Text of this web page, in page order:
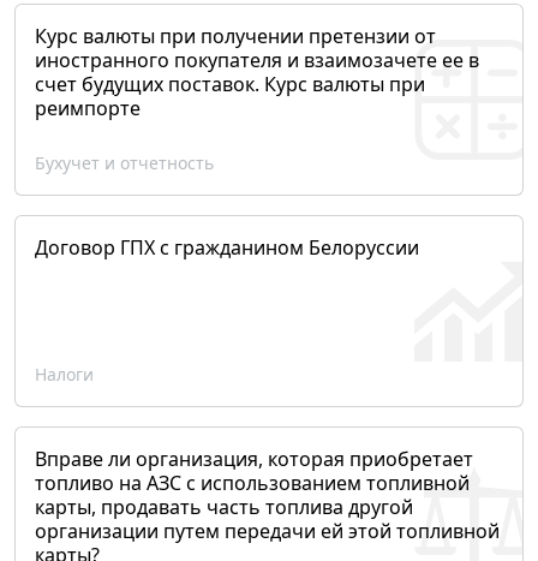
Курс валюты при получении претензии от
иностранного покупателя и взаимозачете ее в
счет будущих поставок. Курс валюты при
реимпорте
Бухучет и отчетность
Договор ГПХ с гражданином Белоруссии
Налоги
Вправе ли организация, которая приобретает
топливо на АЗС с использованием топливной
карты, продавать часть топлива другой
организации путем передачи ей этой топливной
карты?